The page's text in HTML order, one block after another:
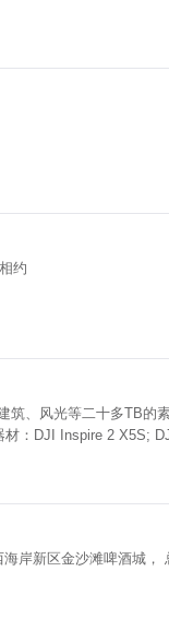
约
、风光等二十多TB
Hope 使用器材：DJI Inspire
岸新区金沙滩啤酒城